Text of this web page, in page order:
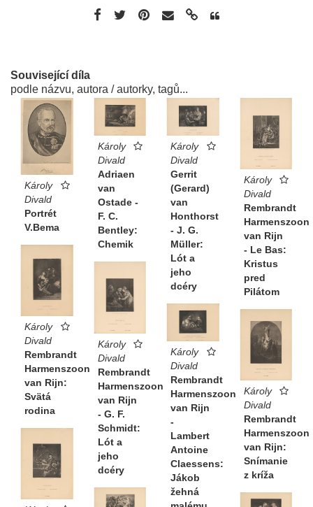
Související díla
podle názvu, autora / autorky, tagů...
Károly
Divald
Portrét
V.Bema
Károly
Divald
Adriaen
van
Ostade -
F. C.
Bentley:
Chemik
Károly
Divald
Gerrit
(Gerard)
van
Honthorst
- J. G.
Müller:
Lót a
jeho
dcéry
Károly
Divald
Rembrandt
Harmenszoon
van Rijn
- Le Bas:
Kristus
pred
Pilátom
Károly
Divald
Rembrandt
Harmenszoon
van Rijn:
Svätá
rodina
Károly
Divald
Rembrandt
Harmenszoon
van Rijn
- G. F.
Schmidt:
Lót a
jeho
dcéry
Károly
Divald
Rembrandt
Harmenszoon
van Rijn
-
Lambert
Antoine
Claessens:
Jákob
žehná
Károly
Divald
Rembrandt
Harmenszoon
van Rijn:
Snímanie
z kríža